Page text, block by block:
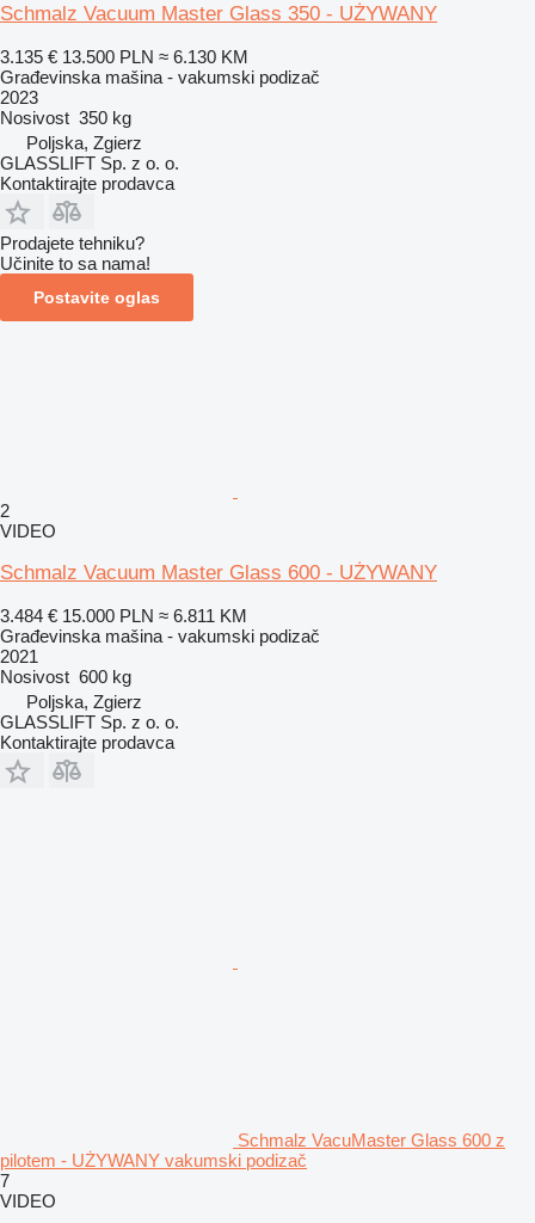
Schmalz Vacuum Master Glass 350 - UŻYWANY
3.135 € 13.500 PLN ≈ 6.130 KM
Građevinska mašina - vakumski podizač
2023
Nosivost 350 kg
Poljska, Zgierz
GLASSLIFT Sp. z o. o.
Kontaktirajte prodavca
Prodajete tehniku?
Učinite to sa nama!
Postavite oglas
2
VIDEO
Schmalz Vacuum Master Glass 600 - UŻYWANY
3.484 € 15.000 PLN ≈ 6.811 KM
Građevinska mašina - vakumski podizač
2021
Nosivost 600 kg
Poljska, Zgierz
GLASSLIFT Sp. z o. o.
Kontaktirajte prodavca
Schmalz VacuMaster Glass 600 z
pilotem - UŻYWANY vakumski podizač
7
VIDEO